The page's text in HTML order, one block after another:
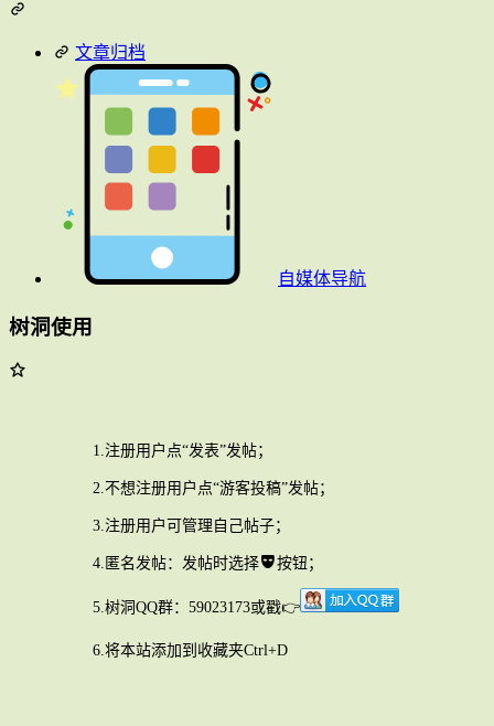
文章归档
自媒体导航
树洞使用
1.注册用户点“发表”发帖；
2.不想注册用户点“游客投稿”发帖；
3.注册用户可管理自己帖子；
4.匿名发帖：发帖时选择 按钮；
5.树洞QQ群：59023173或戳👉
6.将本站添加到收藏夹Ctrl+D